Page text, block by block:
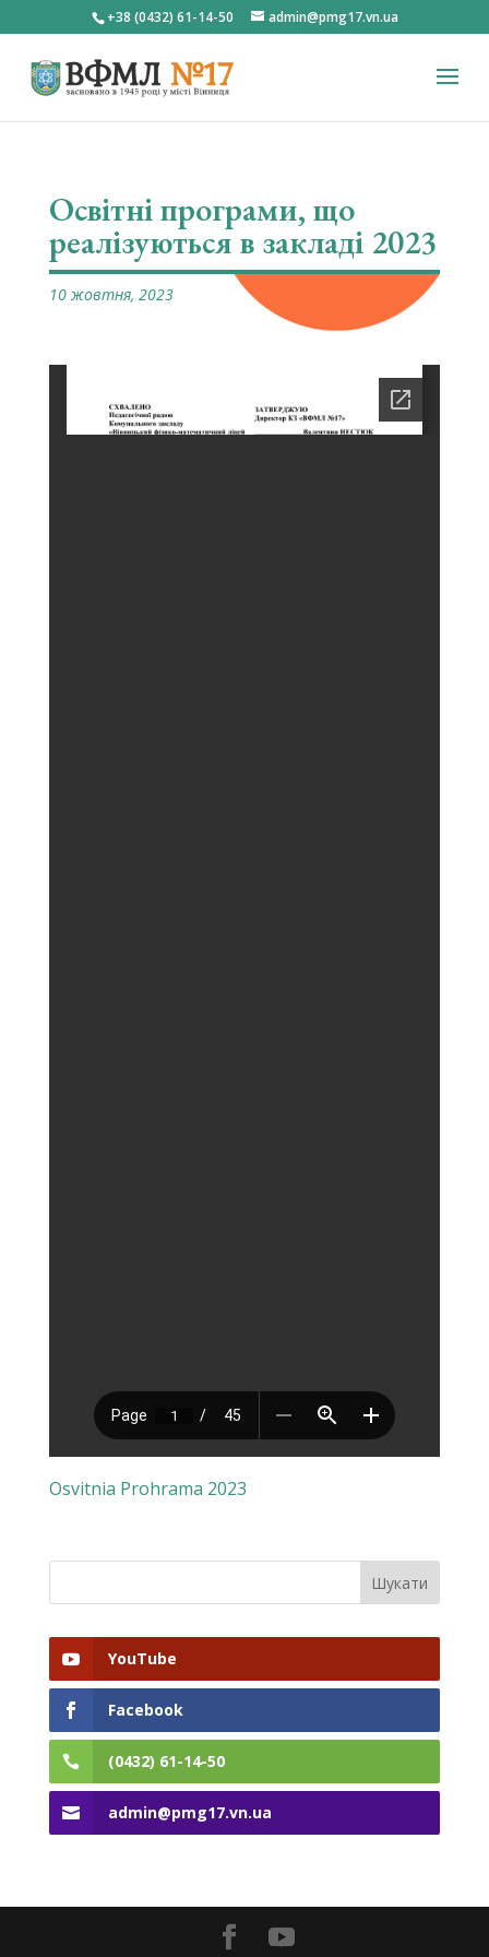
+38 (0432) 61-14-50 admin@pmg17.vn.ua
Освітні програми, що
реалізуються в закладі 2023
10 жовтня, 2023
Osvitnia Prohrama 2023
YouTube
Facebook
(0432) 61-14-50
admin@pmg17.vn.ua